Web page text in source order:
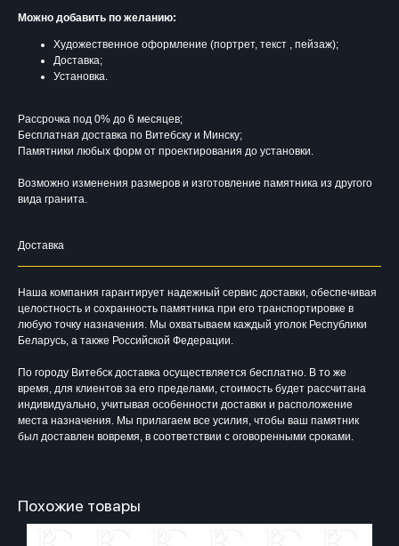
Можно добавить по желанию:
Художественное оформление (портрет, текст , пейзаж);
Доставка;
Установка.
Рассрочка под 0% до 6 месяцев;
Бесплатная доставка по Витебску и Минску;
Памятники любых форм от проектирования до установки.
Возможно изменения размеров и изготовление памятника из другого
вида гранита.
Доставка
Наша компания гарантирует надежный сервис доставки, обеспечивая
целостность и сохранность памятника при его транспортировке в
любую точку назначения. Мы охватываем каждый уголок Республики
Беларусь, а также Российской Федерации.
По городу Витебск доставка осуществляется бесплатно. В то же
время, для клиентов за его пределами, стоимость будет рассчитана
индивидуально, учитывая особенности доставки и расположение
места назначения. Мы прилагаем все усилия, чтобы ваш памятник
был доставлен вовремя, в соответствии с оговоренными сроками.
Похожие товары
С 10.00 - 19.00
Воскресенье: Выходной